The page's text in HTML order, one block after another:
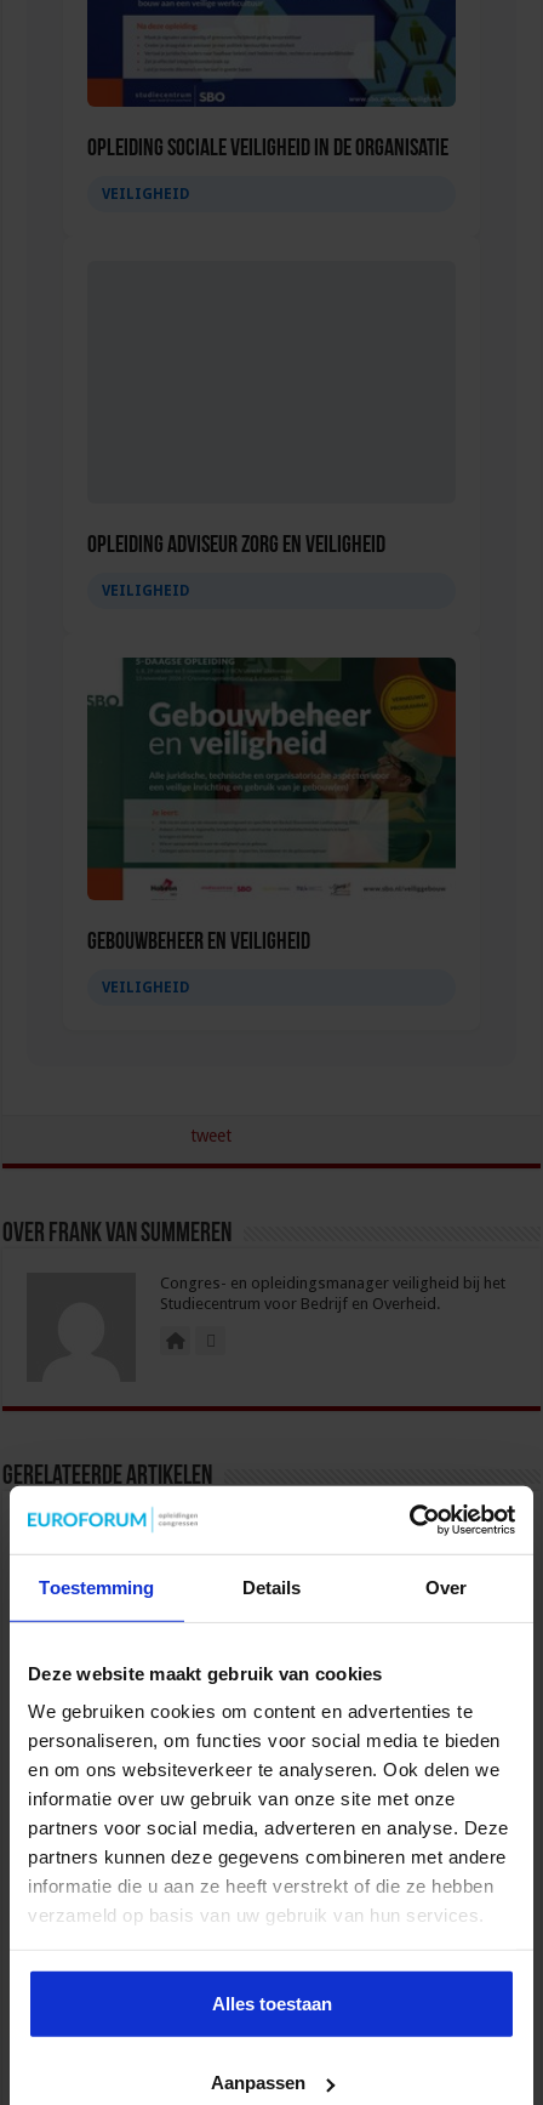
Toestemming Details Over
Deze website maakt gebruik van cookies
We gebruiken cookies om content en advertenties te
personaliseren, om functies voor social media te bieden
en om ons websiteverkeer te analyseren. Ook delen we
informatie over uw gebruik van onze site met onze
partners voor social media, adverteren en analyse. Deze
partners kunnen deze gegevens combineren met andere
informatie die u aan ze heeft verstrekt of die ze hebben
verzameld op basis van uw gebruik van hun services.
Alles toestaan
Aanpassen
Opleiding Sociale Veiligheid in de Organisatie
VEILIGHEID
Opleiding Adviseur zorg en veiligheid
VEILIGHEID
Gebouwbeheer en veiligheid
VEILIGHEID
tweet
Over Frank van Summeren
Congres- en opleidingsmanager veiligheid bij het
Studiecentrum voor Bedrijf en Overheid.
Gerelateerde Artikelen
Partijen maken afspraken over betere hulp en
bescherming voor kinderen en gezinnen
9 juli 2026